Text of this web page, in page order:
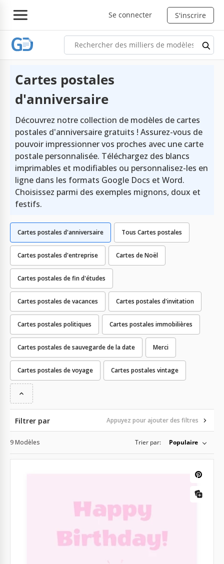
Se connecter S'inscrire
Cartes postales
d'anniversaire
Découvrez notre collection de modèles de cartes
postales d'anniversaire gratuits ! Assurez-vous de
pouvoir impressionner vos proches avec une carte
postale personnalisée. Téléchargez des blancs
imprimables et modifiables ou personnalisez-les en
ligne dans les formats Google Docs et Word.
Choisissez parmi des exemples mignons, doux et
festifs.
Tous Cartes postales
Cartes postales d'anniversaire
Cartes postales d'entreprise Cartes de Noël
Cartes postales de fin d'études
Cartes postales de vacances Cartes postales d'invitation
Cartes postales politiques Cartes postales immobilières
Cartes postales de sauvegarde de la date Merci
Cartes postales de voyage Cartes postales vintage
Filtrer par Appuyez pour ajouter des filtres
9 Modèles Trier par: Populaire